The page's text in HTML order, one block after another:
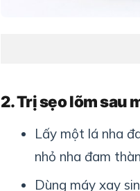
2. Trị sẹo lõm sau
Lấy một lá nha
nhỏ nha đam
Dùng máy xay